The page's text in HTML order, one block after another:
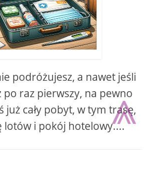
podróżujesz, a nawet jeśli
raz pierwszy, na pewno
już cały pobyt, w tym trasę,
lotów i pokój hotelowy....⩓